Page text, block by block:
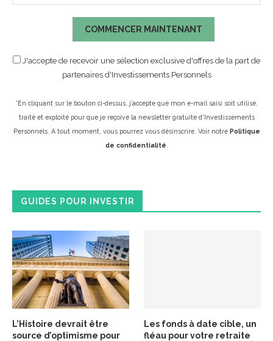
COMMENCER MAINTENANT
J'accepte de recevoir une sélection exclusive d'offres de la part de
partenaires d'Investissements Personnels
*En cliquant sur le bouton ci-dessus, j’accepte que mon e-mail saisi soit utilisé,
traité et exploité pour que je reçoive la newsletter gratuite d'Investissements
Personnels. A tout moment, vous pourrez vous désinscrire. Voir notre Politique
de confidentialité
GUIDES POUR INVESTIR
L’Histoire devrait être
source d’optimisme pour
Les fonds à date cible, un
fléau pour votre retraite